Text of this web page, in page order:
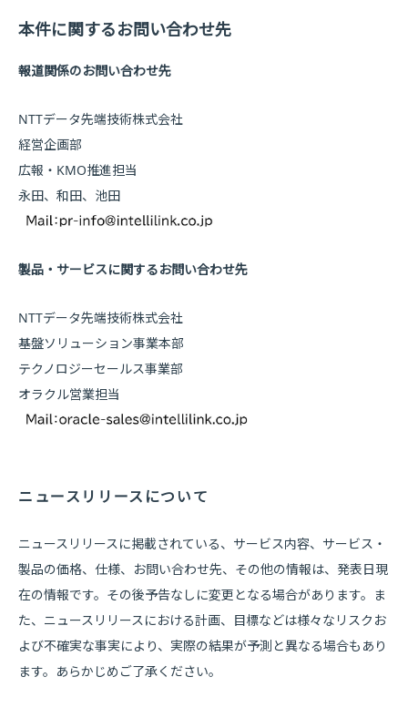
本件に関するお問い合わせ先
報道関係のお問い合わせ先
NTTデータ先端技術株式会社
経営企画部
広報・KMO推進担当
永田、和田、池田
製品・サービスに関するお問い合わせ先
NTTデータ先端技術株式会社
基盤ソリューション事業本部
テクノロジーセールス事業部
オラクル営業担当
ニュースリリースについて
ニュースリリースに掲載されている、サービス内容、サービス・
製品の価格、仕様、お問い合わせ先、その他の情報は、発表日現
在の情報です。その後予告なしに変更となる場合があります。ま
た、ニュースリリースにおける計画、目標などは様々なリスクお
よび不確実な事実により、実際の結果が予測と異なる場合もあり
ます。あらかじめご了承ください。